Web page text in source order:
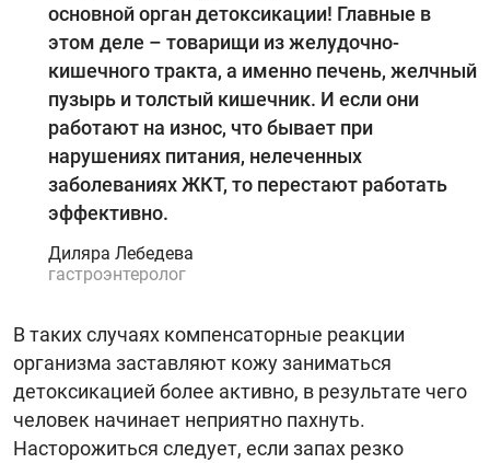
основной орган детоксикации! Главные в
этом деле – товарищи из желудочно-
кишечного тракта, а именно печень, желчный
пузырь и толстый кишечник. И если они
работают на износ, что бывает при
нарушениях питания, нелеченных
заболеваниях ЖКТ, то перестают работать
эффективно.
Диляра Лебедева
гастроэнтеролог
В таких случаях компенсаторные реакции
организма заставляют кожу заниматься
детоксикацией более активно, в результате чего
человек начинает неприятно пахнуть.
Насторожиться следует, если запах резко